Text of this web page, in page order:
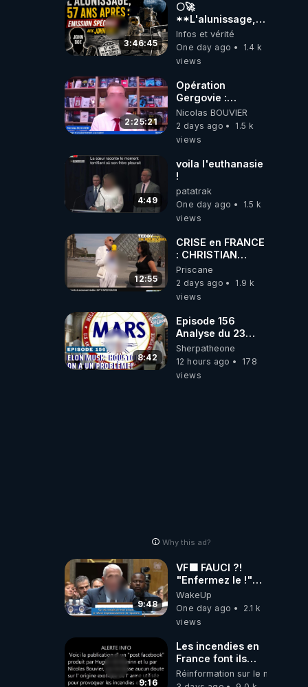
3:46:45
🌕🚀
**L'alunissage,
57 ans après :
Émission spéciale
avec John Doe
Infos et vérité
One day ago
1.4 k
views
2:25:21
Opération
Gergovie :
‪@38resistancegauloise‬
‪@MarionSigautOfficiel‬
‪@gladysriifard5710‬
Nicolas BOUVIER
2 days ago
1.5 k
views
4:49
voila l'euthanasie
!
patatrak
One day ago
1.5 k
views
12:55
CRISE en FRANCE
: CHRISTIAN
COTTEN FAIT une
étrange
découverte
Priscane
2 days ago
1.9 k
views
8:42
Episode 156
Analyse du 23
février 2025 Elon
Musk : Houston ,
on a un problème
Sherpatheone
12 hours ago
178
views
Why this ad?
9:48
VF🟩 FAUCI ?!
"Enfermez le !"
(Lock him up!) -
Quartz Traduction
WakeUp
One day ago
2.1 k
views
9:16
Les incendies en
France font ils
partie d' un plan
qui aurait débuté
Réinformation sur le monde